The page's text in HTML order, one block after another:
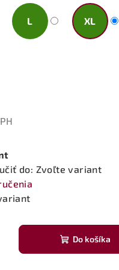
L XL
do: Zvoľte variant
Do košíka